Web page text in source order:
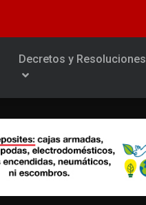
Decretos y Resoluciones